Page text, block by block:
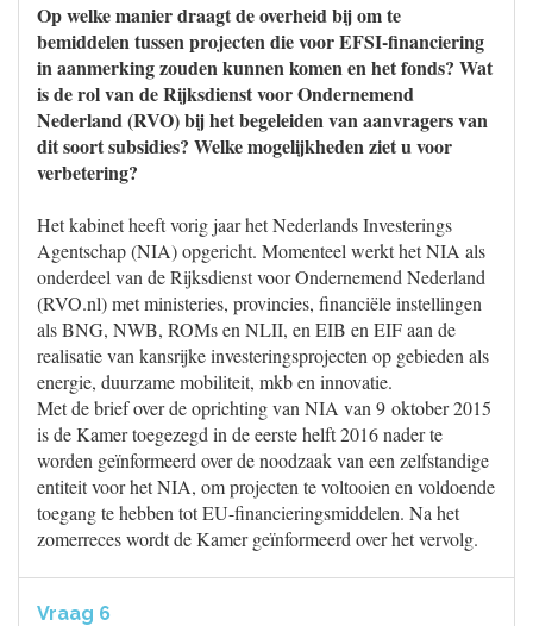
Op welke manier draagt de overheid bij om te
bemiddelen tussen projecten die voor EFSI-financiering
in aanmerking zouden kunnen komen en het fonds? Wat
is de rol van de Rijksdienst voor Ondernemend
Nederland (RVO) bij het begeleiden van aanvragers van
dit soort subsidies? Welke mogelijkheden ziet u voor
verbetering?
Het kabinet heeft vorig jaar het Nederlands Investerings
Agentschap (NIA) opgericht. Momenteel werkt het NIA als
onderdeel van de Rijksdienst voor Ondernemend Nederland
(RVO.nl) met ministeries, provincies, financiële instellingen
als BNG, NWB, ROMs en NLII, en EIB en EIF aan de
realisatie van kansrijke investeringsprojecten op gebieden als
energie, duurzame mobiliteit, mkb en innovatie.
Met de brief over de oprichting van NIA van 9 oktober 2015
is de Kamer toegezegd in de eerste helft 2016 nader te
worden geïnformeerd over de noodzaak van een zelfstandige
entiteit voor het NIA, om projecten te voltooien en voldoende
toegang te hebben tot EU-financieringsmiddelen. Na het
zomerreces wordt de Kamer geïnformeerd over het vervolg.
Vraag 6